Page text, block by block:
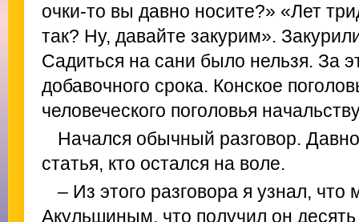
очки-то вы давно носите?» «Лет
так? Ну, давайте закурим».
Садиться на сани было нельзя. За
добавочного срока. Конское
человеческого поголовья
Начался обычный разговор.
статья, кто остался на воле.
– Из этого разговора я узнал, что
Акульшиным, что получил он